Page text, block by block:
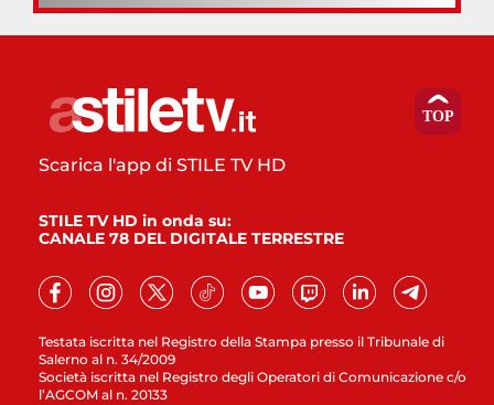
Testata iscritta nel Registro della Stampa presso il Tribunale di
Salerno al n. 34/2009
Società iscritta nel Registro degli Operatori di Comunicazione c/o
l’AGCOM al n. 20133
Scarica l'app di STILE TV HD
STILE TV HD in onda su:
CANALE 78 DEL DIGITALE TERRESTRE